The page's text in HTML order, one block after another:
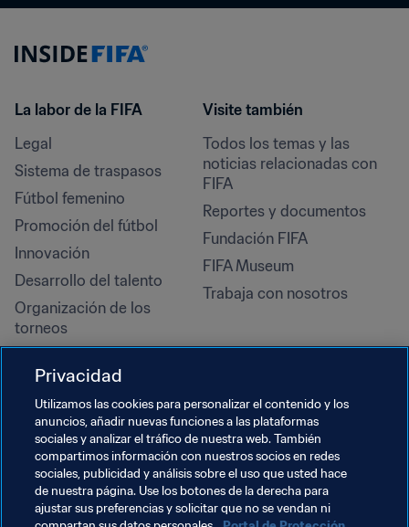
La labor de la FIFA
Legal
Sistema de traspasos
Fútbol femenino
Promoción del fútbol
Innovación
Desarrollo del talento
Organización de los
torneos
Derechos humanos y lucha
contra la discriminación
Salud y atención médica
Iniciativas educativas
Visite también
Todos los temas y las
noticias relacionadas con
FIFA
Reportes y documentos
Fundación FIFA
FIFA Museum
Trabaja con nosotros
Privacidad
Utilizamos las cookies para personalizar el contenido y los
anuncios, añadir nuevas funciones a las plataformas
sociales y analizar el tráfico de nuestra web. También
compartimos información con nuestros socios en redes
sociales, publicidad y análisis sobre el uso que usted hace
de nuestra página. Use los botones de la derecha para
ajustar sus preferencias y solicitar que no se vendan ni